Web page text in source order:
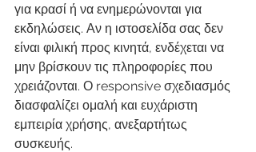
για κρασί ή να ενημερώνονται για
εκδηλώσεις. Αν η ιστοσελίδα σας δεν
είναι φιλική προς κινητά, ενδέχεται να
μην βρίσκουν τις πληροφορίες που
χρειάζονται. Ο responsive σχεδιασμός
διασφαλίζει ομαλή και ευχάριστη
εμπειρία χρήσης, ανεξαρτήτως
συσκευής.